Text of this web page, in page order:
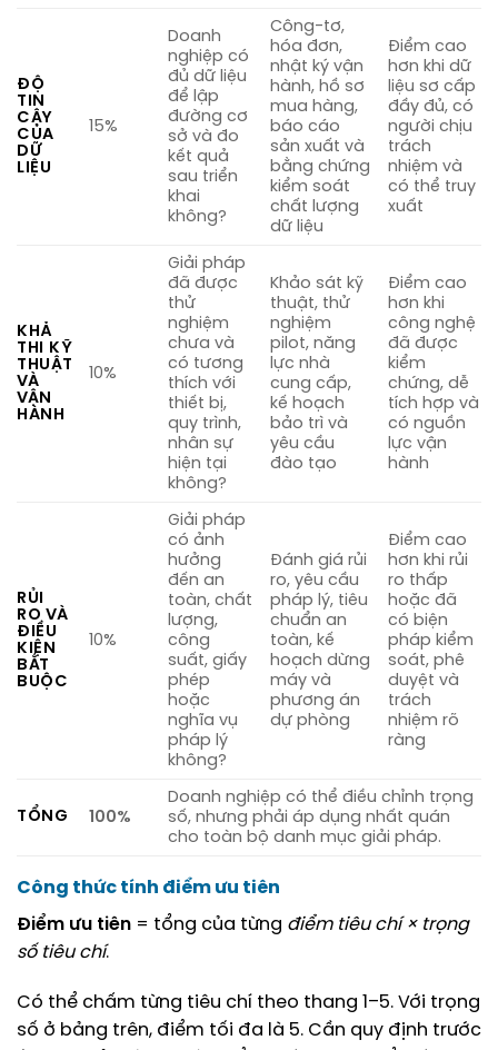
ĐỘ
TIN
CẬY
CỦA
DỮ
LIỆU
15%
Doanh
nghiệp có
đủ dữ liệu
để lập
đường cơ
sở và đo
kết quả
sau triển
khai
không?
Công-tơ,
hóa đơn,
nhật ký vận
hành, hồ sơ
mua hàng,
báo cáo
sản xuất và
bằng chứng
kiểm soát
chất lượng
dữ liệu
Điểm cao
hơn khi dữ
liệu sơ cấp
đầy đủ, có
người chịu
trách
nhiệm và
có thể truy
xuất
KHẢ
THI KỸ
THUẬT
VÀ
VẬN
HÀNH
10%
Giải pháp
đã được
thử
nghiệm
chưa và
có tương
thích với
thiết bị,
quy trình,
nhân sự
hiện tại
không?
Khảo sát kỹ
thuật, thử
nghiệm
pilot, năng
lực nhà
cung cấp,
kế hoạch
bảo trì và
yêu cầu
đào tạo
Điểm cao
hơn khi
công nghệ
đã được
kiểm
chứng, dễ
tích hợp và
có nguồn
lực vận
hành
RỦI
RO VÀ
ĐIỀU
KIỆN
BẮT
BUỘC
10%
Giải pháp
có ảnh
hưởng
đến an
toàn, chất
lượng,
công
suất, giấy
phép
hoặc
nghĩa vụ
pháp lý
không?
Đánh giá rủi
ro, yêu cầu
pháp lý, tiêu
chuẩn an
toàn, kế
hoạch dừng
máy và
phương án
dự phòng
Điểm cao
hơn khi rủi
ro thấp
hoặc đã
có biện
pháp kiểm
soát, phê
duyệt và
trách
nhiệm rõ
ràng
TỔNG 100%
Doanh nghiệp có thể điều chỉnh trọng
số, nhưng phải áp dụng nhất quán
cho toàn bộ danh mục giải pháp.
Công thức tính điểm ưu tiên
Điểm ưu tiên = tổng của từng điểm tiêu chí × trọng
số tiêu chí.
Có thể chấm từng tiêu chí theo thang 1–5. Với trọng
số ở bảng trên, điểm tối đa là 5. Cần quy định trước